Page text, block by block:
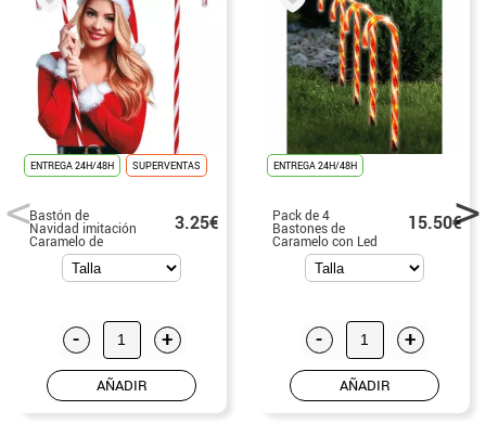
ENTREGA 24H/48H SUPERVENTAS
Bastón de
Navidad imitación
Caramelo de
plástico de 70 cm
3.25€
- +
AÑADIR
ENTREGA 24H/48H
Pack de 4
Bastones de
Caramelo con Led
de 47 cm
15.50€
- +
AÑADIR